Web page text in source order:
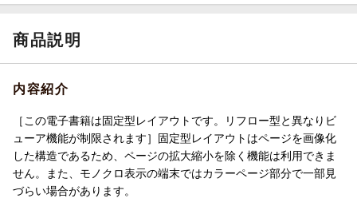
商品説明
内容紹介
［この電子書籍は固定型レイアウトです。リフロー型と異なりビ
ューア機能が制限されます］固定型レイアウトはページを画像化
した構造であるため、ページの拡大縮小を除く機能は利用できま
せん。また、モノクロ表示の端末ではカラーページ部分で一部見
づらい場合があります。